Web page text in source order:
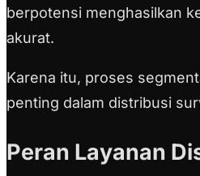
berpotensi menghasilkan
akurat.
Karena itu, proses
penting dalam distribusi
Peran Layanan